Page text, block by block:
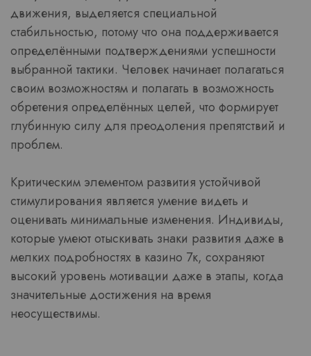
движения, выделяется специальной
стабильностью, потому что она поддерживается
определёнными подтверждениями успешности
выбранной тактики. Человек начинает полагаться
своим возможностям и полагать в возможность
обретения определённых целей, что формирует
глубинную силу для преодоления препятствий и
проблем.
Критическим элементом развития устойчивой
стимулирования является умение видеть и
оценивать минимальные изменения. Индивиды,
которые умеют отыскивать знаки развития даже в
мелких подробностях в казино 7к, сохраняют
высокий уровень мотивации даже в этапы, когда
значительные достижения на время
неосуществимы.